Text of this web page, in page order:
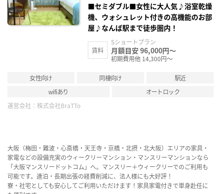
■セミダブル■女性に大人気♪浴室乾燥
機、ウォシュレット付きの高機能のお部
屋♪なんば駅まで徒歩圏内！
賃料
Sショートプラン
月額目安 96,000円～
初期費用他 14,300円～
女性向け 同棲向け
駅近
wifiあり
オートロック
運営会社： 株式会社BraTTo
大阪（梅田・難波・心斎橋・天王寺・京橋・北摂・北大阪）エリアの家具・
家電などの設備充実のウィークリーマンション・マンスリーマンションなら
「大阪マンスリードットコム」へ。マンスリー＋ウィークリーでのご利用も
可能です。連泊・長期出張の経費削減に、法人様にも大好評！
寮・社宅としても安心してご利用いただけます！家具家電付きで単身赴任に